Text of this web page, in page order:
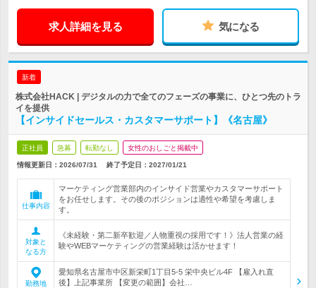
求人詳細を見る 気になる
新着
株式会社HACK | デジタルの力で全てのフェーズの事業に、ひとつ先のトラ
イを提供
【インサイドセールス・カスタマーサポート】《名古屋》
正社員 急募 転勤なし 女性のおしごと掲載中
情報更新日：2026/07/31 終了予定日： 2027/01/21
仕事内容
マーケティング営業部内のインサイド営業やカスタマーサポート
をお任せします。その後のポジションは適性や希望を考慮しま
す。
対象と
なる方
《未経験・第二新卒歓迎／人物重視の採用です！》法人営業の経
験やWEBマーケティングの営業経験は活かせます！
勤務地
愛知県名古屋市中区新栄町1丁目5-5 栄中央ビル4F 【雇入れ直
後】上記事業所 【変更の範囲】会社…